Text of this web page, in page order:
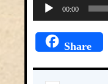
Odtwarzacz
dźwiękowych
00:00
Share